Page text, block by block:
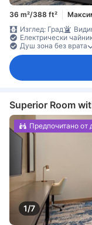
36 m²/388 ft²
Изглед: Град
Електрически
Душ зона без врата
Superior Room
1/7
Предпочитано от